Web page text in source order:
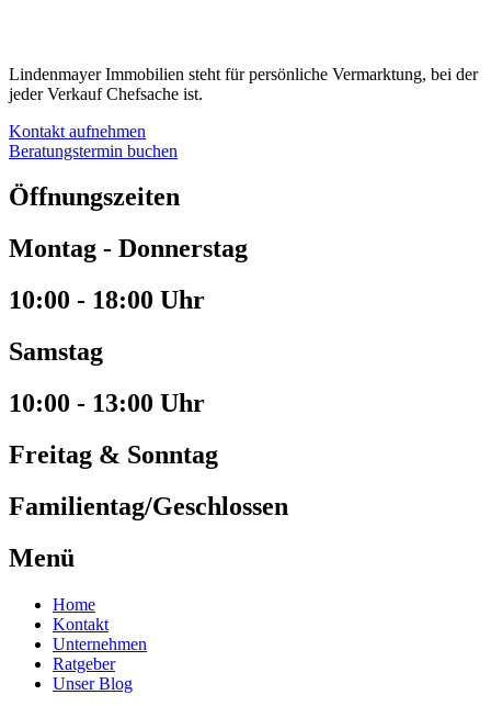
Lindenmayer Immobilien steht für persönliche Vermarktung, bei der
jeder Verkauf Chefsache ist.
Kontakt aufnehmen
Beratungstermin buchen
Öffnungszeiten
Montag - Donnerstag
10:00 - 18:00 Uhr
Samstag
10:00 - 13:00 Uhr
Freitag & Sonntag
Familientag/Geschlossen
Menü
Home
Kontakt
Unternehmen
Ratgeber
Unser Blog